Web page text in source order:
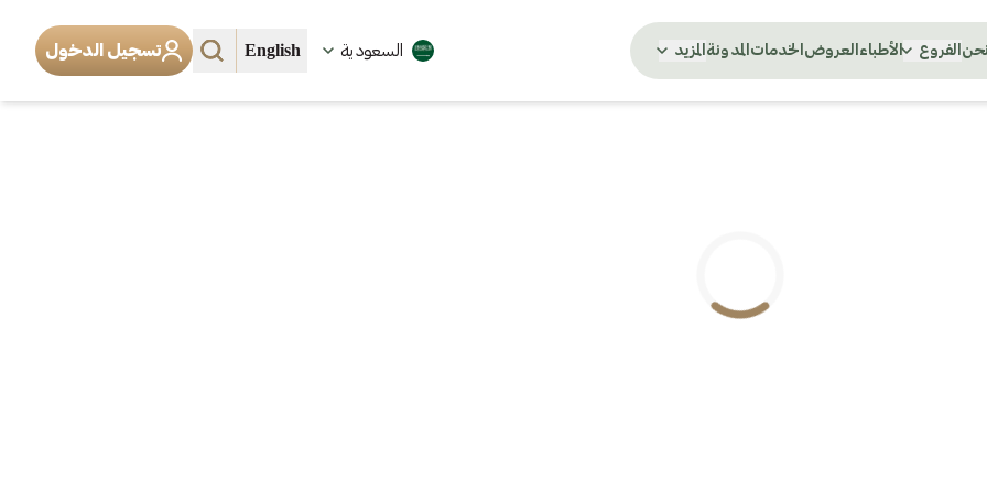
الفروع الأطباء العروض الخدمات المدونة المزيد السعودية English تسجيل الدخول